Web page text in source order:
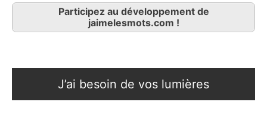
Participez au développement de
jaimelesmots.com !
J’ai besoin de vos lumières